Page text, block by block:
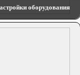
оборудования